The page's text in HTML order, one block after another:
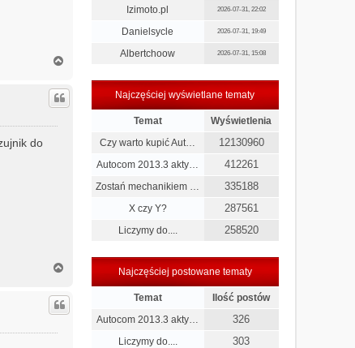
g
r
do
g
r
Izimoto.pl 2026-07-31, 22:02
Danielsycle 2026-07-31, 19:49
Albertchoow 2026-07-31, 15:08
Najczęściej wyświetlane tematy
Temat
Wyświetlenia
Czy warto kupić Aut…
12130960
Autocom 2013.3 akty… 412261
Zostań mechanikiem … 335188
X czy Y? 287561
Liczymy do.... 258520
Najczęściej postowane tematy
Temat
Ilość postów
Autocom 2013.3 akty…
326
Liczymy do.... 303